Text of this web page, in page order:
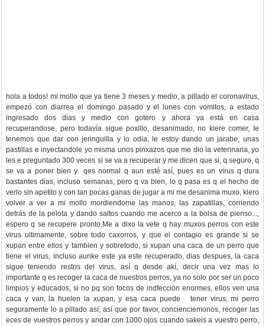
hola a todos! mi mollo que ya tiene 3 meses y medio, a pillado el coronavirus,
empezó con diarrea el domingo pasado y el lunes con vomitos, a estado
ingresado dos dias y medio con gotero y ahora ya está en casa
recuperandose, pero todavía sigue poxillo, desanimado, no kiere comer, le
tenemos que dar con jeringuilla y lo odia, le estoy dando un jarabe, unas
pastillas e inyectandole yo misma unos pinxazos que me dio la veterinaria, yo
les e preguntado 300 veces si se va a recuperar y me dicen que si, q seguro, q
se va a poner bien y qes normal q aun esté así, pues es un virus q dura
bastantes dias, incluso semanas, pero q va bien, lo q pasa es q el hecho de
verlo sin apetito y con tan pocas ganas de jugar a mi me desanima muxo, kiero
volver a ver a mi mollo mordiendome las manos, las zapatillas, corriendo
detrás de la pelota y dando saltos cuando me acerco a la bolsa de pienso...,
espero q se recupere pronto.Me a dixo la vete q hay muxos perros con este
virus ultimamente, sobre todo caxorros, y que el contagio es grande si se
xupan entre ellos y tambien y sobretodo, si xupan una caca de un perro que
tiene el virus, incluso aunke este ya este recuperado, dias despues, la caca
sigue teniendo restos del virus, así q desde akí, decir una vez mas lo
importante q es recoger la caca de nuestros perros, ya no solo por ser un poco
limpios y educados, si no pq son focos de indfección enormes, ellos ven una
caca y van, la huelen la xupan, y esa caca puede tener virus, mi perro
seguramente lo a pillado así, así que por favor, concienciemonos, recoger las
eces de vuestros perros y andar con 1000 ojos cuando sakeis a vuestro perro,